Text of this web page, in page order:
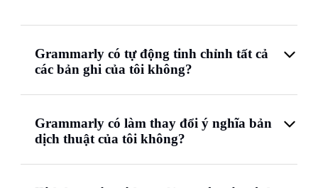
Grammarly có tự động tinh chỉnh tất cả
các bản ghi của tôi không?
Grammarly có làm thay đổi ý nghĩa bản
dịch thuật của tôi không?